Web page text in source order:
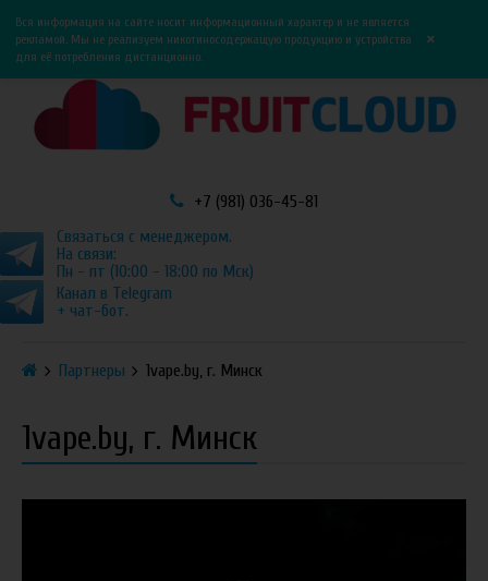
0
Вся информация на сайте носит информационный характер и не является
рекламой. Мы не реализуем никотиносодержащую продукцию и устройства
для её потребления дистанционно.
×
+7 (981) 036-45-81
Связаться с менеджером.
На связи:
Пн - пт (10:00 - 18:00 по Мск)
Канал в Telegram
+ чат-бот.
Партнеры 1vape.by, г. Минск
1vape.by, г. Минск